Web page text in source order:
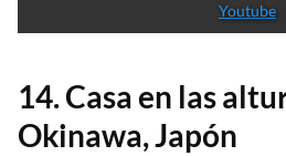
Youtube
14. Casa en las
Okinawa, Japón